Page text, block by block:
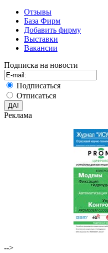
Отзывы
База Фирм
Добавить фирму
Выставки
Вакансии
Подписка на новости
Подписаться
Отписаться
Реклама
-->